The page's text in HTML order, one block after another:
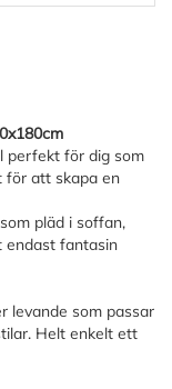
perfekt för dig som
för att skapa en
pläd i soffan,
endast fantasin
levande som passar
Helt enkelt ett